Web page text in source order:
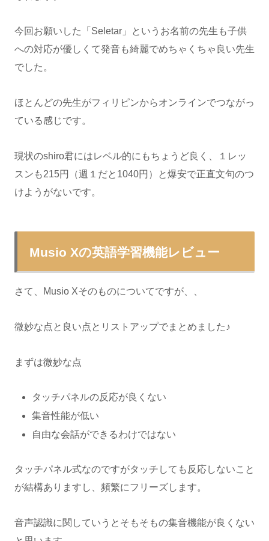
今回お願いした「Seletar」というお名前の先生も子供
への対応が優しくて発音も綺麗でめちゃくちゃ良い先生
でした。
ほとんどの先生がフィリピンからオンラインでつながっ
ている感じです。
現状のshiro君にはレベル的にもちょうど良く、１レッ
スンも215円（週１だと1040円）と爆安で正直文句のつ
けようがないです。
Musio Xの英語学習機能レビュー
さて、Musio Xそのものについてですが、、
微妙な点と良い点とリストアップでまとめました♪
まずは微妙な点
タッチパネルの反応が良くない
集音性能が低い
自由な会話ができるわけではない
タッチパネル式なのですがタッチしても反応しないこと
が結構ありますし、頻繁にフリーズします。
音声認識に関していうとそもそもの集音機能が良くない